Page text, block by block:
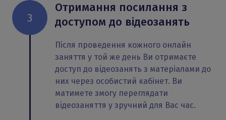
3
Отримання посилання з
доступом до відеозанять
Після проведення кожного онлайн
заняття у той же день Ви отримаєте
доступ до відеозанять з матеріалами до
них через особистий кабінет. Ви
матимете змогу переглядати
відеозаняття у зручний для Вас час.